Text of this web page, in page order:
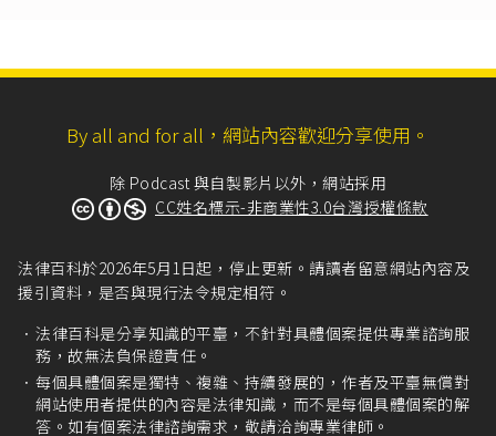
參見最高法院106年度台上字第4112號刑事判決：
來之危險者而言，其方法並無限制，客體亦不限
具上引燃爆裂物或施放毒害物質，導致該交通據
點及所停放或行駛中之公眾運輸工具受損、其上
中華民國刑法第271條 第1項：「殺人者，處死
刑、無期徒刑或十年以上有期徒刑。」
健康者，處五年以下有期徒刑、拘役或五十萬元
以下罰金。」
中華民國刑法第278條第1項：「使人受重傷者，
處五年以上十二年以下有期徒刑。」
中華民國刑法第55條 ：「一行為而觸犯數罪名
By all and for all，網站內容歡迎分享使用。
除 Podcast 與自製影片以外，網站採用
CC姓名標示-非商業性3.0台灣授權條款
法律百科於2026年5月1日起，停止更新。請讀者留意網站內容及
援引資料，是否與現行法令規定相符。
法律百科是分享知識的平臺，不針對具體個案提供專業諮詢服
務，故無法負保證責任。
每個具體個案是獨特、複雜、持續發展的，作者及平臺無償對
網站使用者提供的內容是法律知識，而不是每個具體個案的解
答。如有個案法律諮詢需求，敬請洽詢專業律師。